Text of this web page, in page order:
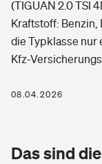
Zur Übersicht
Tools
Glasversicherung
Pri­vate Haft­pflicht­
Gesundheit
Private
(TIGUAN 2.0 TSI
Kraftstoff: Benzin,
die Typklasse nur
Kfz-
08.04.2026
Das sind